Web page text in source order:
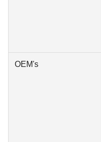
OEM's